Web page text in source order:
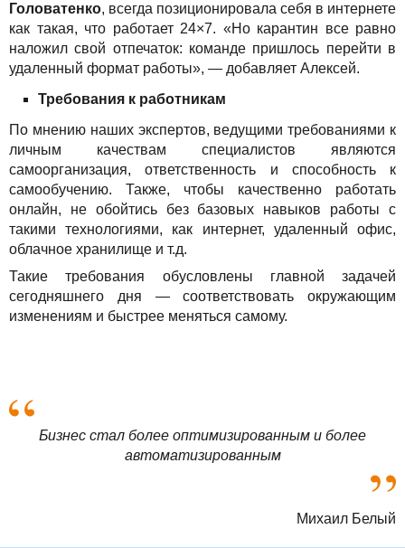
Головатенко, всегда позиционировала себя в интернете
как такая, что работает 24×7. «Но карантин все равно
наложил свой отпечаток: команде пришлось перейти в
удаленный формат работы», — добавляет Алексей.
Требования к работникам
По мнению наших экспертов, ведущими требованиями к
личным качествам специалистов являются
самоорганизация, ответственность и способность к
самообучению. Также, чтобы качественно работать
онлайн, не обойтись без базовых навыков работы с
такими технологиями, как интернет, удаленный офис,
облачное хранилище и т.д.
Такие требования обусловлены главной задачей
сегодняшнего дня — соответствовать окружающим
изменениям и быстрее меняться самому.
Бизнес стал более оптимизированным и более
автоматизированным
Михаил Белый